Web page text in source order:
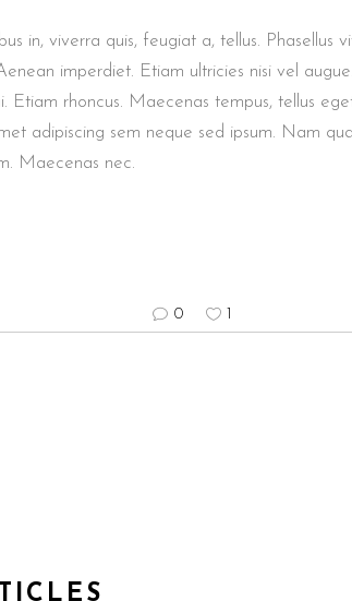
in, viverra quis, feugiat a, tellus. Phasellus
imperdiet. Etiam ultricies nisi vel
Etiam rhoncus. Maecenas tempus, tellus
adipiscing sem neque sed ipsum. Nam
Maecenas nec.
0 1